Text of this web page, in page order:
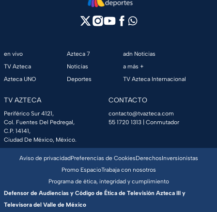
en vivo
TV Azteca
Azteca UNO
Azteca 7
Noticias
Deportes
adn Noticias
a más +
TV Azteca Internacional
TV AZTECA
Periférico Sur 4121,
Col. Fuentes Del Pedregal,
C.P. 14141,
Ciudad De México, México.
CONTACTO
contacto@tvazteca.com
55 1720 1313 | Conmutador
Aviso de privacidadPreferencias de CookiesDerechosInversionistas
Promo EspacioTrabaja con nosotros
Programa de ética, integridad y cumplimiento
Defensor de Audiencias y Código de Ética de Televisión Azteca III y
Televisora del Valle de México